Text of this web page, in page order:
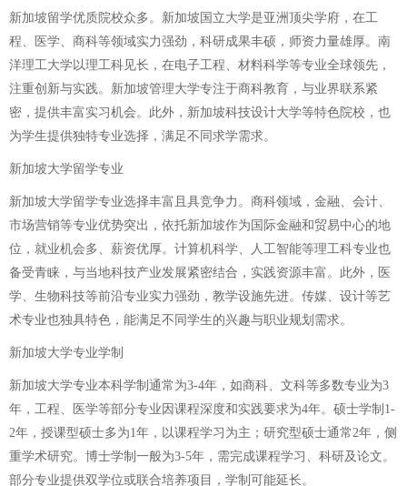
新加坡留学优质院校众多。新加坡国立大学是亚洲顶尖学府，在工
程、医学、商科等领域实力强劲，科研成果丰硕，师资力量雄厚。南
洋理工大学以理工科见长，在电子工程、材料科学等专业全球领先，
注重创新与实践。新加坡管理大学专注于商科教育，与业界联系紧
密，提供丰富实习机会。此外，新加坡科技设计大学等特色院校，也
为学生提供独特专业选择，满足不同求学需求。
新加坡大学留学专业
新加坡大学留学专业选择丰富且具竞争力。商科领域，金融、会计、
市场营销等专业优势突出，依托新加坡作为国际金融和贸易中心的地
位，就业机会多、薪资优厚。计算机科学、人工智能等理工科专业也
备受青睐，与当地科技产业发展紧密结合，实践资源丰富。此外，医
学、生物科技等前沿专业实力强劲，教学设施先进。传媒、设计等艺
术专业也独具特色，能满足不同学生的兴趣与职业规划需求。
新加坡大学专业学制
新加坡大学专业本科学制通常为3-4年，如商科、文科等多数专业为3
年，工程、医学等部分专业因课程深度和实践要求为4年。硕士学制1-
2年，授课型硕士多为1年，以课程学习为主；研究型硕士通常2年，侧
重学术研究。博士学制一般为3-5年，需完成课程学习、科研及论文。
部分专业提供双学位或联合培养项目，学制可能延长。